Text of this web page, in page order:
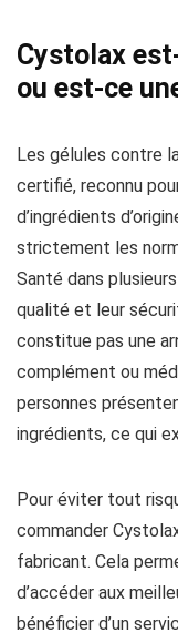
Cystolax
ou est-ce
Les gélules contre
certifié, reconnu
d’ingrédients
strictement les
Santé dans
qualité et leur
constitue pas une
complément ou
personnes
ingrédients, ce qui
Pour éviter tout
commander
fabricant. Cela
d’accéder aux
bénéficier d’un